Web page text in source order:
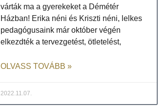
várták ma a gyerekeket a Démétér
Házban! Erika néni és Kriszti néni, lelkes
pedagógusaink már október végén
elkezdték a tervezgetést, ötletelést,
OLVASS TOVÁBB »
2022.11.07.